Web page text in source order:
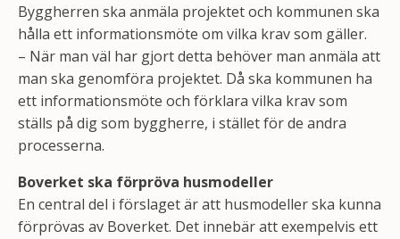
Byggherren ska anmäla projektet och kommunen ska
hålla ett informationsmöte om vilka krav som gäller.
– När man väl har gjort detta behöver man anmäla att
man ska genomföra projektet. Då ska kommunen ha
ett informationsmöte och förklara vilka krav som
ställs på dig som byggherre, i stället för de andra
processerna.
Boverket ska förpröva husmodeller
En central del i förslaget är att husmodeller ska kunna
förprövas av Boverket. Det innebär att exempelvis ett